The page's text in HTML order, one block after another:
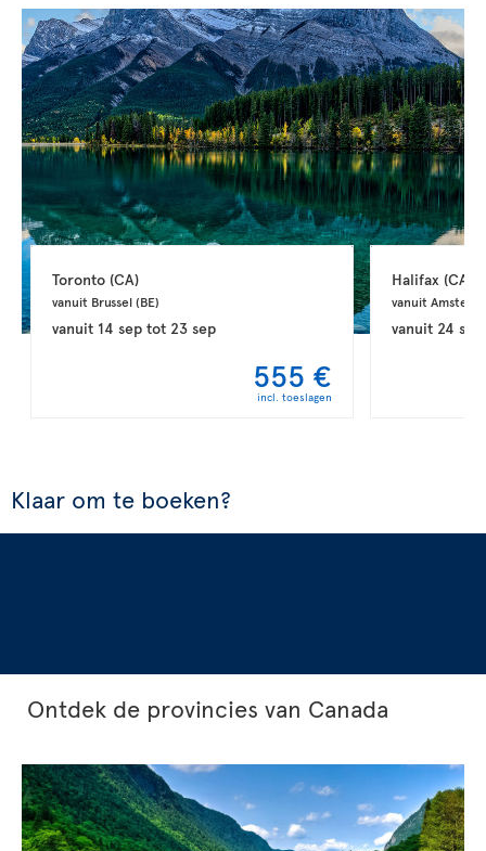
Toronto (CA)
vanuit Brussel (BE)
vanuit 14 septot 23 sep
555 €
incl. toeslagen
Halifax (CA)
vanuit
vanuit 24 sep
Klaar om te boeken?
Ontdek de provincies van Canada